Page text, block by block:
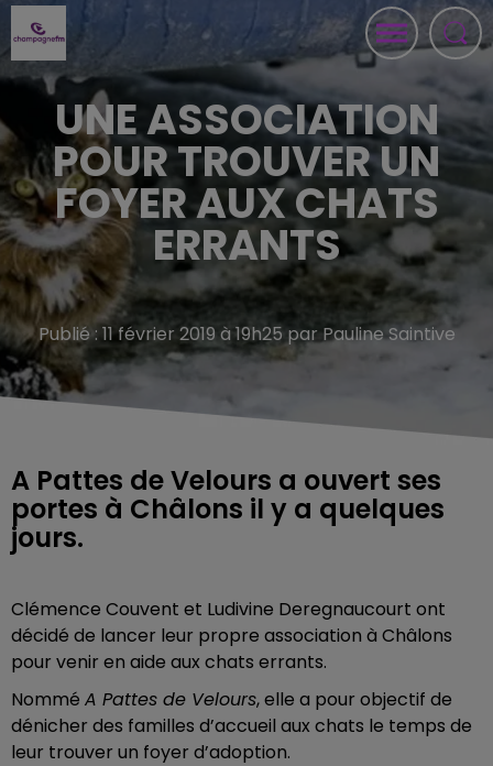
UNE ASSOCIATION
POUR TROUVER UN
FOYER AUX CHATS
ERRANTS
Publié : 11 février 2019 à 19h25 par Pauline Saintive
A Pattes de Velours a ouvert ses
portes à Châlons il y a quelques
jours.
Clémence Couvent et Ludivine Deregnaucourt ont
décidé de lancer leur propre association à Châlons
pour venir en aide aux chats errants.
Nommé A Pattes de Velours, elle a pour objectif de
dénicher des familles d’accueil aux chats le temps de
leur trouver un foyer d’adoption.